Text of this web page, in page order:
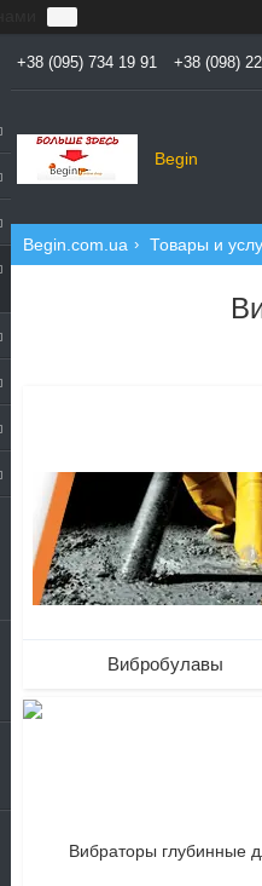
+38 (095) 734 19 91 +38 (098)
Begin
Begin.com.ua Товары и
Вибробулавы